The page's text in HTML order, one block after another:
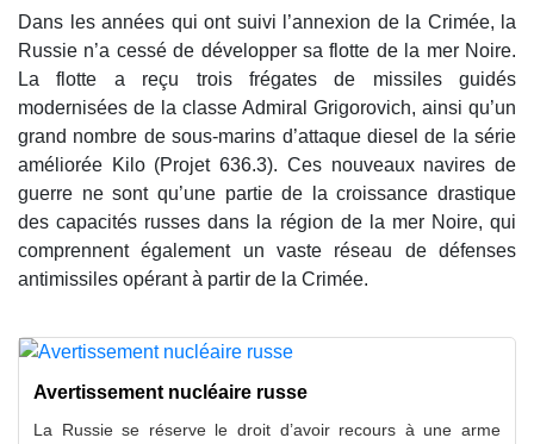
Dans les années qui ont suivi l’annexion de la Crimée, la
Russie n’a cessé de développer sa flotte de la mer Noire.
La flotte a reçu trois frégates de missiles guidés
modernisées de la classe Admiral Grigorovich, ainsi qu’un
grand nombre de sous-marins d’attaque diesel de la série
améliorée Kilo (Projet 636.3). Ces nouveaux navires de
guerre ne sont qu’une partie de la croissance drastique
des capacités russes dans la région de la mer Noire, qui
comprennent également un vaste réseau de défenses
antimissiles opérant à partir de la Crimée.
Avertissement nucléaire russe
La Russie se réserve le droit d’avoir recours à une arme